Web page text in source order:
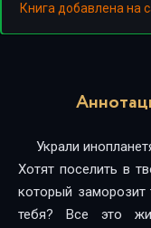
Книга добавлена на
Украли
Хотят поселить в
который заморозит
тебя? Все это